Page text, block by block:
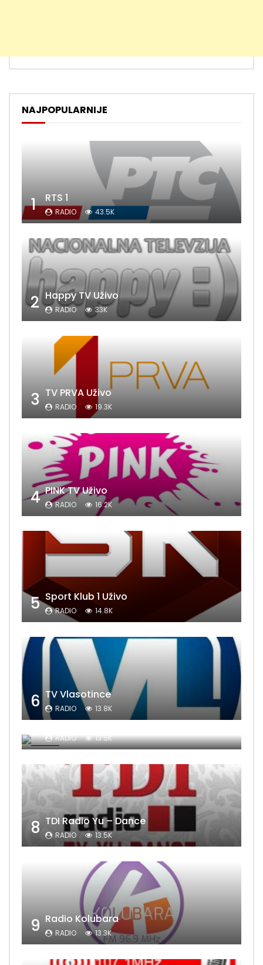
NAJPOPULARNIJE
1 RTS 1
RADIO 43.5K
2 Happy TV Uživo
RADIO 33K
3 TV PRVA Uživo
RADIO 19.3K
4 PINK TV Uživo
RADIO 16.2K
5 Sport Klub 1 Uživo
RADIO 14.8K
6 TV Vlasotince
RADIO 13.8K
Sat Televizija
RADIO 13.5K
8 TDI Radio Yu – Dance
RADIO 13.5K
9 Radio Kolubara
RADIO 13.3K